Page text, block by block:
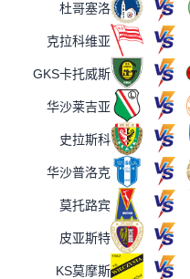
杜哥塞洛
克拉科维亚
GKS卡托威斯
华沙莱吉亚
史拉斯科
华沙普洛克
莫托路宾
皮亚斯特
KS莫摩斯